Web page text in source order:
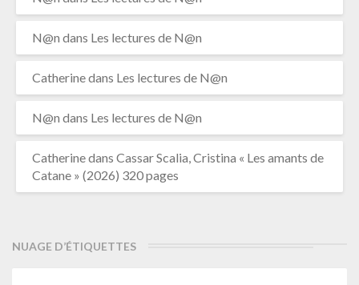
N@n dans Les lectures de N@n
Catherinedans Les lectures de N@n
N@n dans Les lectures de N@n
Catherinedans Cassar Scalia, Cristina « Les amants de
Catane » (2026) 320 pages
NUAGE D’ÉTIQUETTES